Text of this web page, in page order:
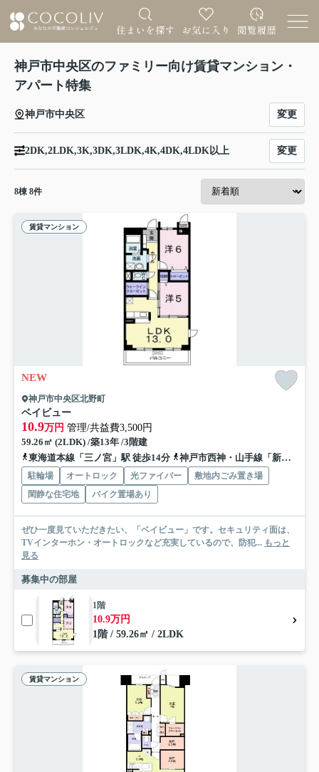
神戸市中央区のファミリー向け賃貸マンション・
アパート特集
神戸市中央区 変更
2DK,2LDK,3K,3DK,3LDK,4K,4DK,4LDK以上 変更
8棟 8件
賃貸マンション
NEW
神戸市中央区北野町
ベイビュー
10.9万円 管理/共益費3,500円
59.26㎡ (2LDK) /築13年 /3階建
東海道本線「三ノ宮」駅 徒歩14分
神戸市西神・山手線「新神戸」駅 徒歩11分
駐輪場 オートロック 光ファイバー
敷地内ごみ置き場
閑静な住宅地
バイク置場あり
ぜひ一度見ていただきたい、「ベイビュー」です。セキュリティ面は、
TVインターホン・オートロックなど充実しているので、防犯... もっと
見る
募集中の部屋
1階
10.9万円
1階 / 59.26㎡ / 2LDK
賃貸マンション